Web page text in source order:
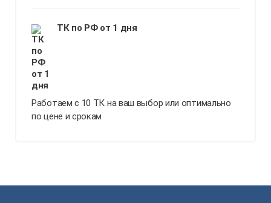
ТК по РФ от 1 дня
Работаем с 10 ТК на ваш выбор или оптимально
по цене и срокам